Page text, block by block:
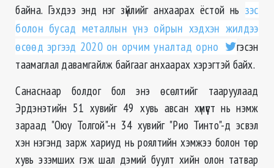
байна. Гэхдээ энд нэг зүйлийг анхаарах ёстой нь зэс
болон бусад металлын үнэ ойрын хэдхэн жилдээ
өсөөд эргээд 2020 он орчим уналтад орно
гэсэн
таамаглал давамгайлж байгааг анхаарах хэрэгтэй байх.
Санаснаар болдог бол энэ өсөлтийг тааруулаад
Эрдэнэтийн 51 хувийг 49 хувь авсан хүмүүст нь нэмж
зараад "Оюу Толгой"-н 34 хувийг "Рио Тинто"-д эсвэл
хэн нэгэнд зарж хариуд нь роялтийн хэмжээ болон төр
хувь эзэмших гэж шал дэмий буулт хийн олон татвар